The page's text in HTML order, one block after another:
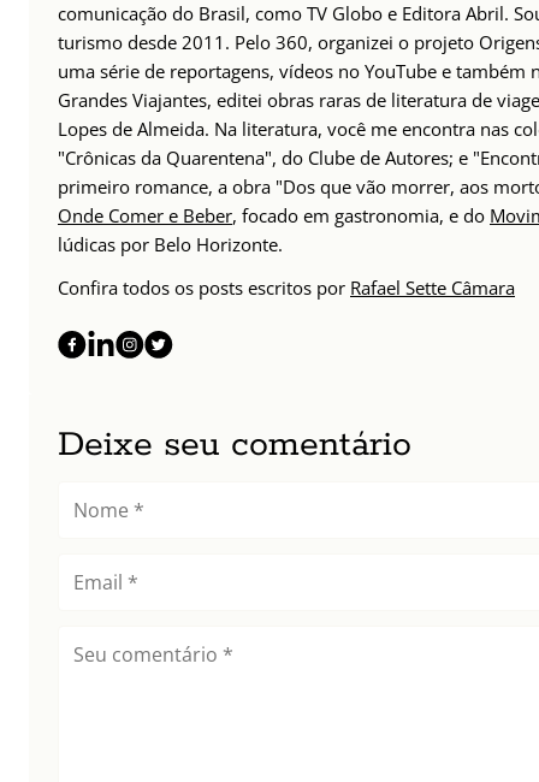
comunicação do Brasil, como TV Globo e Editora Abril.
turismo desde 2011. Pelo 360, organizei o projeto
uma série de reportagens, vídeos no YouTube e
Grandes Viajantes, editei obras raras de literatura de
Lopes de Almeida. Na literatura, você me encontra nas
"Crônicas da Quarentena", do Clube de Autores; e
primeiro romance, a obra "Dos que vão morrer, aos
Onde Comer e Beber, focado em gastronomia, e do
lúdicas por Belo Horizonte.
Confira todos os posts escritos por Rafael Sette Câmara
Deixe seu comentário